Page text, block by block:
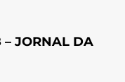
– JORNAL DA